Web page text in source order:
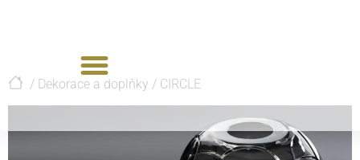
/ Dekorace a doplňky / CIRCLE